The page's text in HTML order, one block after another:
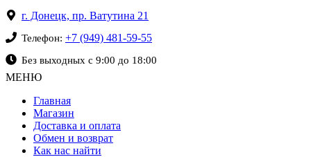
г. Донецк, пр. Ватутина 21
Телефон: +7 (949) 481-59-55
Без выходных с 9:00 до 18:00
МЕНЮ
Главная
Магазин
Доставка и оплата
Обмен и возврат
Как нас найти